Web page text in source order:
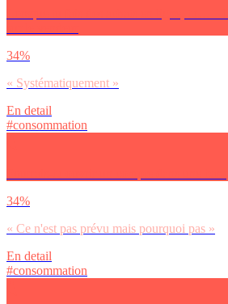
34%
« Systématiquement »
En detail
#consommation
34%
« Ce n'est pas prévu mais pourquoi pas »
En detail
#consommation